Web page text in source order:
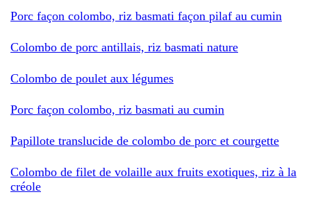
Porc façon colombo, riz basmati façon pilaf au cumin
Colombo de porc antillais, riz basmati nature
Colombo de poulet aux légumes
Porc façon colombo, riz basmati au cumin
Papillote translucide de colombo de porc et courgette
Colombo de filet de volaille aux fruits exotiques, riz à la
créole